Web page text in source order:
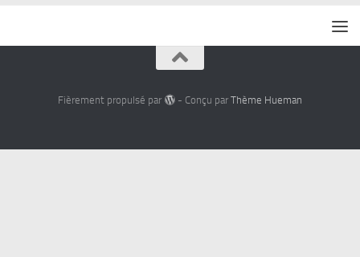
Fièrement propulsé par - Conçu par Thème Hueman